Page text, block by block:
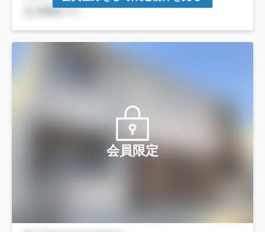
会員限定